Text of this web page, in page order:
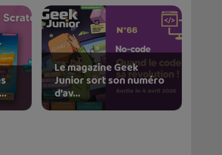
Le magazine Geek
Junior sort son numéro
d’av...